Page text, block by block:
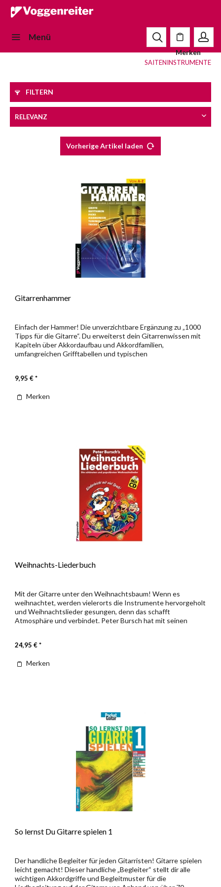
Menü
Merken
SAITENINSTRUMENTE
FILTERN
Vorherige Artikel laden
Gitarrenhammer
Einfach der Hammer! Die unverzichtbare Ergänzung zu „1000
Tipps für die Gitarre“. Du erweiterst dein Gitarrenwissen mit
Kapiteln über Akkordaufbau und Akkordfamilien,
umfangreichen Grifftabellen und typischen
9,95 € *
Merken
Weihnachts-Liederbuch
Mit der Gitarre unter den Weihnachtsbaum! Wenn es
weihnachtet, werden vielerorts die Instrumente hervorgeholt
und Weihnachtslieder gesungen, denn das schafft
Atmosphäre und verbindet. Peter Bursch hat mit seinen
24,95 € *
Merken
So lernst Du Gitarre spielen 1
Der handliche Begleiter für jeden Gitarristen! Gitarre spielen
leicht gemacht! Dieser handliche „Begleiter“ stellt dir alle
wichtigen Akkordgriffe und Begleitmuster für die